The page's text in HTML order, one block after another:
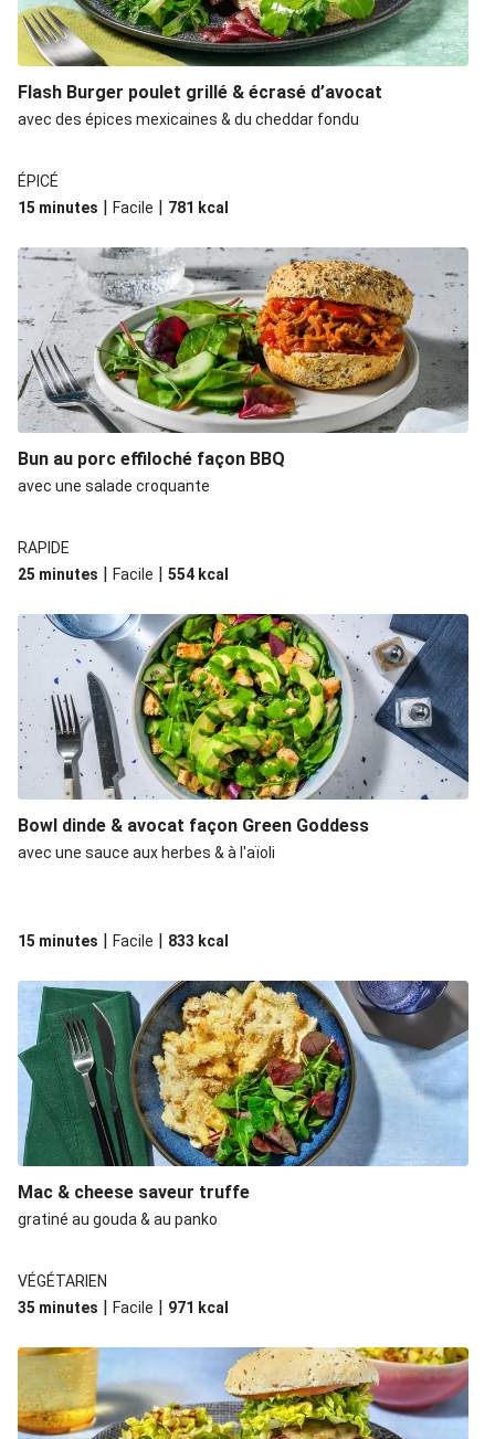
Flash Burger poulet grillé & écrasé d’avocat
avec des épices mexicaines & du cheddar fondu
ÉPICÉ
15 minutes | Facile | 781 kcal
Bun au porc effiloché façon BBQ
avec une salade croquante
RAPIDE
25 minutes | Facile | 554 kcal
Bowl dinde & avocat façon Green Goddess
avec une sauce aux herbes & à l'aïoli
15 minutes | Facile | 833 kcal
Mac & cheese saveur truffe
gratiné au gouda & au panko
VÉGÉTARIEN
35 minutes | Facile | 971 kcal